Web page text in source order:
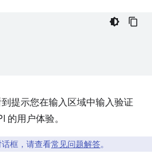
提示您在输入区域中输入验证
的用户体验。
话框，请查看常见问题解答。